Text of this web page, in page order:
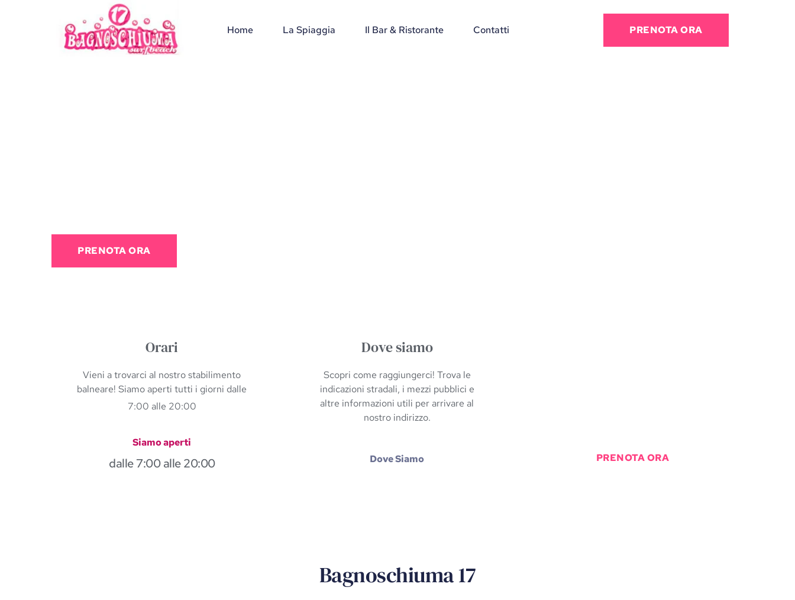
Home La Spiaggia Il Bar & Ristorante Contatti PRENOTA ORA
PRENOTA ORA
Orari
Vieni a trovarci al nostro stabilimento
balneare! Siamo aperti tutti i giorni dalle
7:00 alle 20:00
Siamo aperti
dalle 7:00 alle 20:00
Dove siamo
Scopri come raggiungerci! Trova le
indicazioni stradali, i mezzi pubblici e
altre informazioni utili per arrivare al
nostro indirizzo.
DoveSiamo PRENOTA ORA
Bagnoschiuma 17